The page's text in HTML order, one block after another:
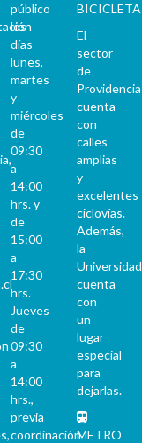
público
los
días
lunes,
martes
y
miércoles
de
09:30
a
14:00
hrs. y
de
15:00
a
17:30
hrs.
Jueves
de
09:30
a
14:00
hrs.,
previa
coordinación
BICICLETA
El
sector
de
Providencia
cuenta
con
calles
amplias
y
excelentes
ciclovías.
Además,
la
Universidad
cuenta
con
un
lugar
especial
para
dejarlas.
METRO